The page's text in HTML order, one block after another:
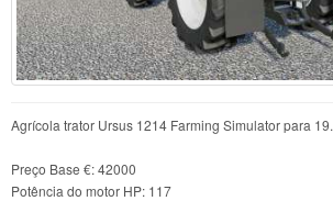
Agrícola trator Ursus 1214 Farming Simulator para 19.
Preço Base €: 42000
Potência do motor HP: 117